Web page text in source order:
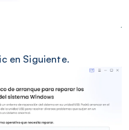
en Siguiente.